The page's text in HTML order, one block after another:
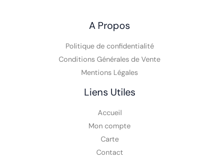
A Propos
Politique de confidentialité
Conditions Générales de Vente
Mentions Légales
Liens Utiles
Accueil
Mon compte
Carte
Contact